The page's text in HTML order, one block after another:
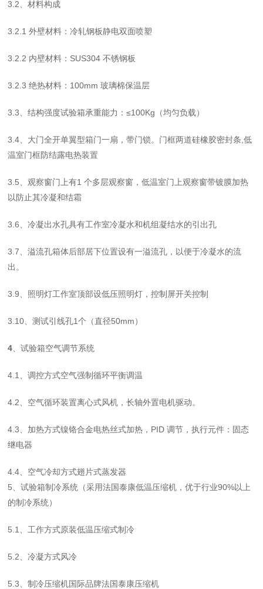
3.2 、材料构成
3.2.1外壁材料：冷轧钢板静电双面喷塑
3.2.2 内壁材料： SUS304不锈钢板
3.2.3绝热材料： 100mm玻璃棉保温层
3.3 、结构强度试验箱承重能力：≤100Kg （均匀负载）
3.4 、大门全开单翼型箱门一扇，带门锁。门框两道硅橡胶密封条 ,低
温室门框防结露电热装置
3.5 、观察窗门上有1个多层观察窗，低温室门上观察窗带镀膜加热
以防止其冷凝和结霜
3.6 、冷凝出水孔具有工作室冷凝水和机组凝结水的引出孔
3.7 、溢流孔箱体后部居下位置设有一溢流孔，以便于冷凝水的流
出。
3.9 、照明灯工作室顶部设低压照明灯，控制屏开关控制
3.10、测试引线孔1个（直径50mm）
4 、试验箱空气调节系统
4.1 、调控方式空气强制循环平衡调温
4.2 、空气循环装置离心式风机，长轴外置电机驱动。
4.3 、加热方式镍铬合金电热丝式加热， PID调节，执行元件：固态
继电器
4.4 、空气冷却方式翅片式蒸发器
5 、试验箱制冷系统 （采用法国泰康低温压缩机，优于行业90%以上
的制冷系统）
5.1 、工作方式原装低温压缩式制冷
5.2 、冷凝方式风冷
5.3 、制冷压缩机国际品牌法国泰康压缩机